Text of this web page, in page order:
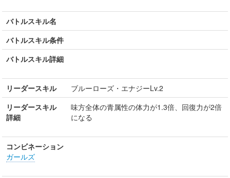
バトルスキル名
バトルスキル条件
バトルスキル詳細
リーダースキル
ブルーローズ・エナジーLv.2
リーダースキル
詳細
味方全体の青属性の体力が1.3倍、回復力が2倍
になる
コンビネーション
ガールズ